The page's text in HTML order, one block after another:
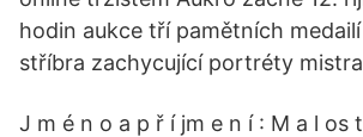
hodin aukce tří pamětních
stříbra zachycující portréty
J m é n o a p ř í jm e n í : M a l os